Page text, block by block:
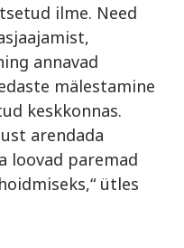
ilme. Need
annavad
mälestamine
keskkonnas.
arendada
loovad paremad
ütles